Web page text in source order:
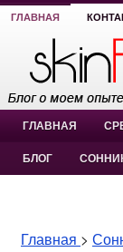
ГЛАВНАЯ
ГЛАВНАЯ
БЛОГ
Главная >